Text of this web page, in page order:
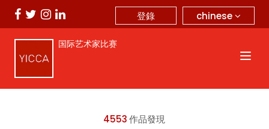
chinese
登錄
国际艺术家比赛
4553 作品發現